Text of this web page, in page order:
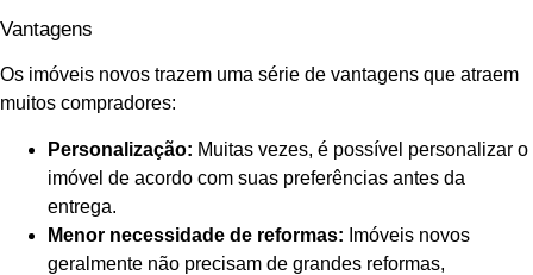
Vantagens
Os imóveis novos trazem uma série de vantagens que atraem
muitos compradores:
Personalização: Muitas vezes, é possível personalizar o
imóvel de acordo com suas preferências antes da
entrega.
Menor necessidade de reformas: Imóveis novos
geralmente não precisam de grandes reformas,